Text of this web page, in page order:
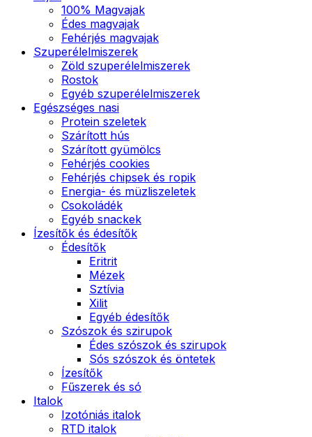
100% Magvajak
Édes magvajak
Fehérjés magvajak
Szuperélelmiszerek
Zöld szuperélelmiszerek
Rostok
Egyéb szuperélelmiszerek
Egészséges nasi
Protein szeletek
Szárított hús
Szárított gyümölcs
Fehérjés cookies
Fehérjés chipsek és ropik
Energia- és müzliszeletek
Csokoládék
Egyéb snackek
Ízesítők és édesítők
Édesítők
Eritrit
Mézek
Sztívia
Xilit
Egyéb édesítők
Szószok és szirupok
Édes szószok és szirupok
Sós szószok és öntetek
Ízesítők
Fűszerek és só
Italok
Izotóniás italok
RTD italok